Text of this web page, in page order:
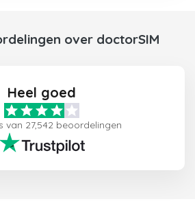
over doctorSIM
Heel goed
van 27,542 beoordelingen